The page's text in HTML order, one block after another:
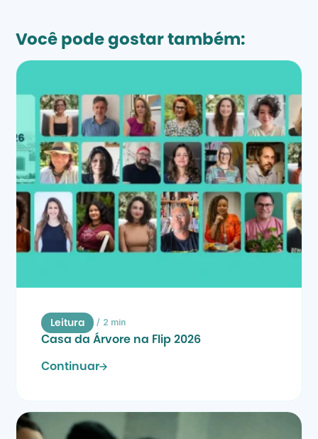
Você pode gostar também:
Leitura / 2 min
Casa da Árvore na Flip 2026
Continuar